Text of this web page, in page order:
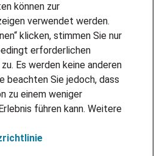
können zur
verwendet werden.
klicken, stimmen Sie nur
erforderlichen
Es werden keine anderen
beachten Sie jedoch, dass
zu einem weniger
führen kann. Weitere